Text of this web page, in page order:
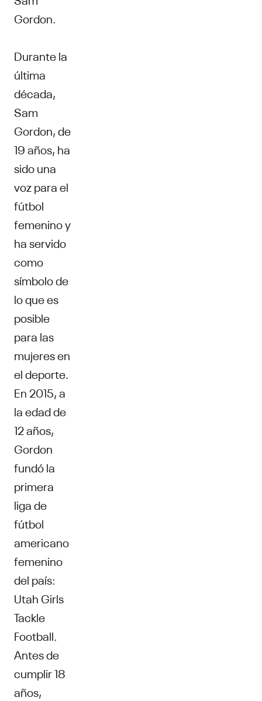
Gordon.
Durante la
última
década,
Sam
Gordon, de
19 años, ha
sido una
voz para el
fútbol
femenino y
ha servido
como
símbolo de
lo que es
posible
para las
mujeres en
el deporte.
En 2015, a
la edad de
12 años,
Gordon
fundó la
primera
liga de
fútbol
americano
femenino
del país:
Utah Girls
Tackle
Football.
Antes de
cumplir 18
años,